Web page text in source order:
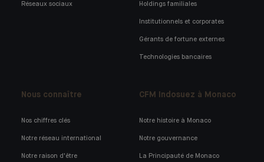
Réseaux sociaux Holdings familiales
Institutionnels et corporates
Gérants de fortune externes
Technologies bancaires
Nous connaître
Nos chiffres clés
Notre réseau international
Notre raison d'être
CFM Indosuez à Monaco
Notre histoire à Monaco
Notre gouvernance
La Principauté de Monaco